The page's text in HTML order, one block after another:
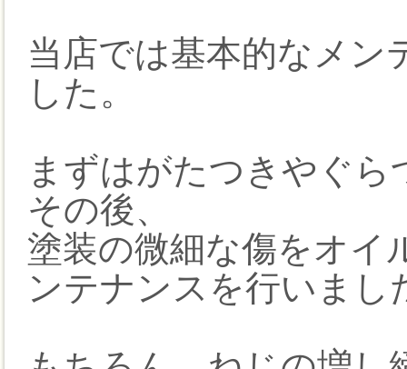
当店では基本的なメン
した。
まずはがたつきやぐ
その後、
塗装の微細な傷をオイ
ンテナンスを行いまし